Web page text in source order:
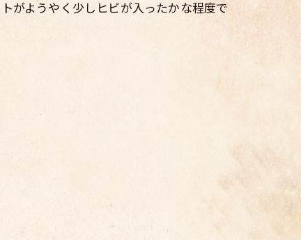
がようやく少しヒビが入ったかな程度で